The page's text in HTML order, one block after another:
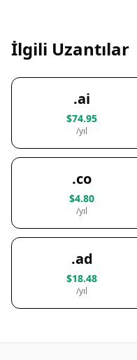
İlgili Uzantılar
.ai
$74.95
/yıl
.co
$4.80
/yıl
.ad
$18.48
/yıl